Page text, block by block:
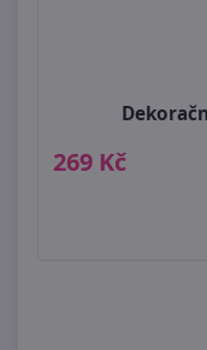
269 Kč